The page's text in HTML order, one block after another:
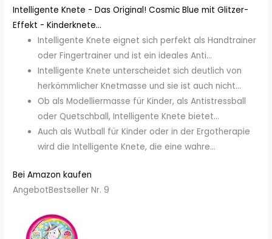
Intelligente Knete - Das Original! Cosmic Blue mit Glitzer-
Effekt - Kinderknete...
Intelligente Knete eignet sich perfekt als Handtrainer
oder Fingertrainer und ist ein ideales Anti...
Intelligente Knete unterscheidet sich deutlich von
herkömmlicher Knetmasse und sie ist auch nicht...
Ob als Modelliermasse für Kinder, als Antistressball
oder Quetschball, Intelligente Knete bietet...
Auch als Wutball für Kinder oder in der Ergotherapie
wird die Intelligente Knete, die eine wahre...
Bei Amazon kaufen
AngebotBestseller Nr. 9